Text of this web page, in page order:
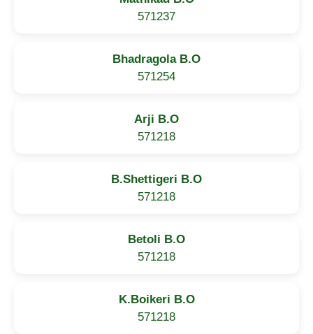
571237
Bhadragola B.O
571254
Arji B.O
571218
B.Shettigeri B.O
571218
Betoli B.O
571218
K.Boikeri B.O
571218